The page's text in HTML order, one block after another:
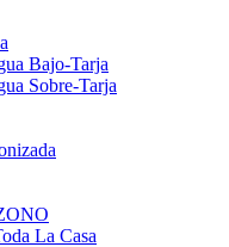
Bajo-Tarja
Sobre-Tarja
La Casa